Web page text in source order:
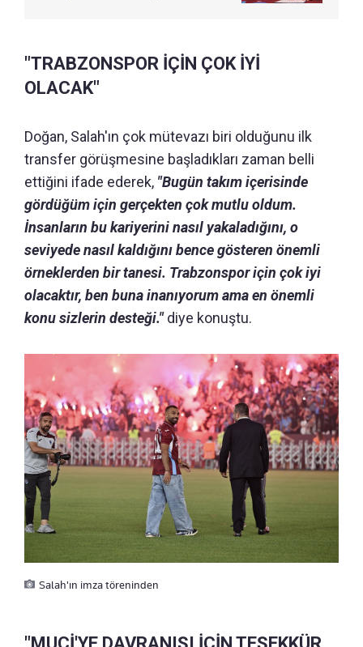
"TRABZONSPOR İÇİN ÇOK İYİ
OLACAK"
Doğan, Salah'ın çok mütevazı biri olduğunu ilk
transfer görüşmesine başladıkları zaman belli
ettiğini ifade ederek, "Bugün takım içerisinde
gördüğüm için gerçekten çok mutlu oldum.
İnsanların bu kariyerini nasıl yakaladığını, o
seviyede nasıl kaldığını bence gösteren önemli
örneklerden bir tanesi. Trabzonspor için çok iyi
olacaktır, ben buna inanıyorum ama en önemli
konu sizlerin desteği."diye konuştu.
Salah'ın imza töreninden